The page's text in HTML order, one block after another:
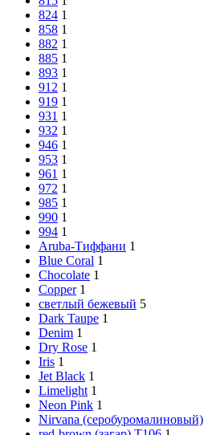
824 1
858 1
882 1
885 1
893 1
912 1
919 1
931 1
932 1
946 1
953 1
961 1
972 1
985 1
990 1
994 1
Aruba-Тиффани 1
Blue Coral 1
Chocolate 1
Copper 1
cветлый бежевый 5
Dark Taupe 1
Denim 1
Dry Rose 1
Iris 1
Jet Black 1
Limelight 1
Neon Pink 1
Nirvana (серобуромалиновый)